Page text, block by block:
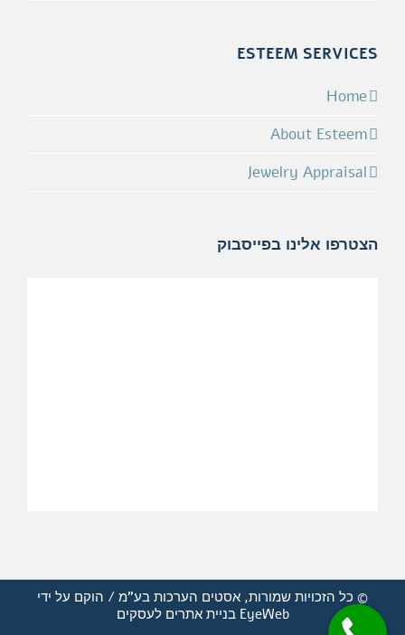
ESTEEM SERVICES
Home
About Esteem
Jewelry Appraisal
הצטרפו אלינו בפייסבוק
© כל הזכויות שמורות, אסטים הערכות בע"מ / הוקם על ידי
EyeWeb בניית אתרים לעסקים